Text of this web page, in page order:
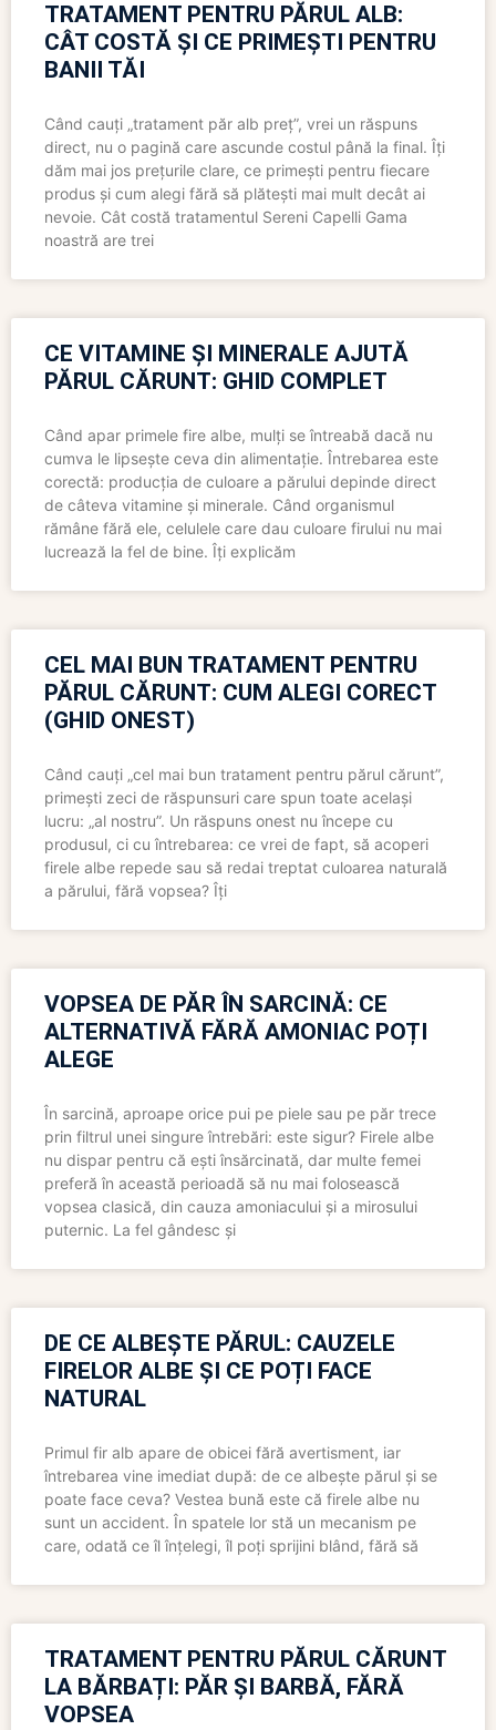
TRATAMENT PENTRU PĂRUL ALB:
CÂT COSTĂ ȘI CE PRIMEȘTI PENTRU
BANII TĂI
Când cauți „tratament păr alb preț”, vrei un răspuns
direct, nu o pagină care ascunde costul până la final. Îți
dăm mai jos prețurile clare, ce primești pentru fiecare
produs și cum alegi fără să plătești mai mult decât ai
nevoie. Cât costă tratamentul Sereni Capelli Gama
noastră are trei
CE VITAMINE ȘI MINERALE AJUTĂ
PĂRUL CĂRUNT: GHID COMPLET
Când apar primele fire albe, mulți se întreabă dacă nu
cumva le lipsește ceva din alimentație. Întrebarea este
corectă: producția de culoare a părului depinde direct
de câteva vitamine și minerale. Când organismul
rămâne fără ele, celulele care dau culoare firului nu mai
lucrează la fel de bine. Îți explicăm
CEL MAI BUN TRATAMENT PENTRU
PĂRUL CĂRUNT: CUM ALEGI CORECT
(GHID ONEST)
Când cauți „cel mai bun tratament pentru părul cărunt”,
primești zeci de răspunsuri care spun toate același
lucru: „al nostru”. Un răspuns onest nu începe cu
produsul, ci cu întrebarea: ce vrei de fapt, să acoperi
firele albe repede sau să redai treptat culoarea naturală
a părului, fără vopsea? Îți
VOPSEA DE PĂR ÎN SARCINĂ: CE
ALTERNATIVĂ FĂRĂ AMONIAC POȚI
ALEGE
În sarcină, aproape orice pui pe piele sau pe păr trece
prin filtrul unei singure întrebări: este sigur? Firele albe
nu dispar pentru că ești însărcinată, dar multe femei
preferă în această perioadă să nu mai folosească
vopsea clasică, din cauza amoniacului și a mirosului
puternic. La fel gândesc și
DE CE ALBEȘTE PĂRUL: CAUZELE
FIRELOR ALBE ȘI CE POȚI FACE
NATURAL
Primul fir alb apare de obicei fără avertisment, iar
întrebarea vine imediat după: de ce albește părul și se
poate face ceva? Vestea bună este că firele albe nu
sunt un accident. În spatele lor stă un mecanism pe
care, odată ce îl înțelegi, îl poți sprijini blând, fără să
TRATAMENT PENTRU PĂRUL CĂRUNT
LA BĂRBAȚI: PĂR ȘI BARBĂ, FĂRĂ
VOPSEA